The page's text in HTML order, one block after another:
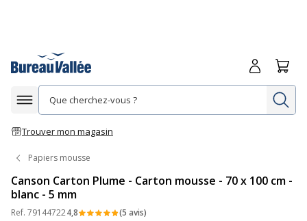
Afficher la navigation
Trouver mon magasin
Me
Papiers mousse
Canson Carton Plume - Carton mousse - 70 x 100 cm -
blanc - 5 mm
Ref. 791447224,8 (5 avis)